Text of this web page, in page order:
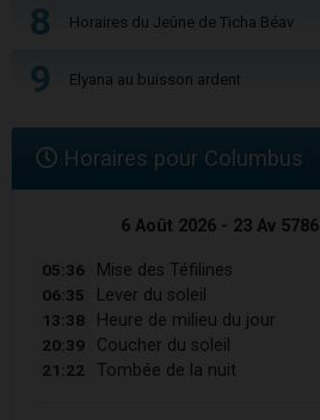
8 Horaires du Jeûne de Ticha Béav
9 Elyana au buisson ardent
Horaires pour Columbus
6 Août 2026 - 23 Av 5786
05:36 Mise des Téfilines
06:35 Lever du soleil
13:38 Heure de milieu du jour
20:39 Coucher du soleil
21:22 Tombée de la nuit